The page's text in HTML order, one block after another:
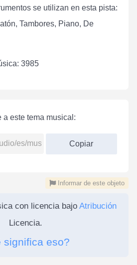
se utilizan en esta pista:
Tambores, Piano, De
3985
a este tema musical:
Copiar
Informar de este objeto
con licencia bajo Atribución
Licencia.
significa eso?